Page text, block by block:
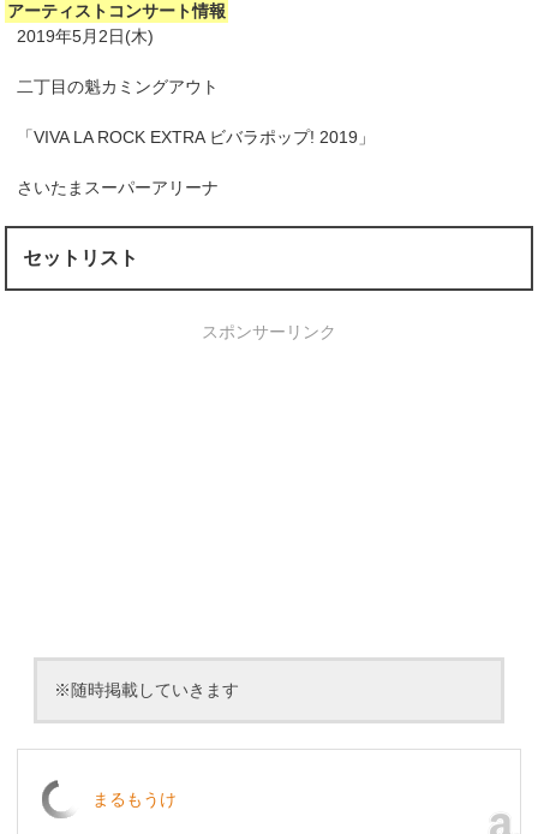
アーティストコンサート情報
2019年5月2日(木)
二丁目の魁カミングアウト
「VIVA LA ROCK EXTRA ビバラポップ! 2019」
さいたまスーパーアリーナ
セットリスト
スポンサーリンク
※随時掲載していきます
まるもうけ